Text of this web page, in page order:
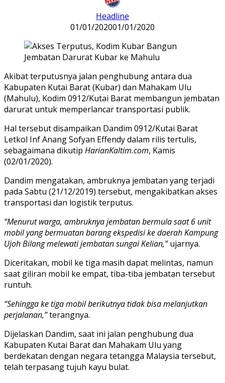
Headline
01/01/202001/01/2020
Akibat terputusnya jalan penghubung antara dua
Kabupaten Kutai Barat (Kubar) dan Mahakam Ulu
(Mahulu), Kodim 0912/Kutai Barat membangun jembatan
darurat untuk memperlancar transportasi publik.
Hal tersebut disampaikan Dandim 0912/Kutai Barat
Letkol Inf Anang Sofyan Effendy dalam rilis tertulis,
sebagaimana dikutip HarianKaltim.com, Kamis
(02/01/2020).
Dandim mengatakan, ambruknya jembatan yang terjadi
pada Sabtu (21/12/2019) tersebut, mengakibatkan akses
transportasi dan logistik terputus.
“Menurut warga, ambruknya jembatan bermula saat 6 unit
mobil yang bermuatan barang ekspedisi ke daerah Kampung
Ujoh Bilang melewati jembatan sungai Kelian,”ujarnya.
Diceritakan, mobil ke tiga masih dapat melintas, namun
saat giliran mobil ke empat, tiba-tiba jembatan tersebut
runtuh.
“Sehingga ke tiga mobil berikutnya tidak bisa melanjutkan
perjalanan,”terangnya.
Dijelaskan Dandim, saat ini jalan penghubung dua
Kabupaten Kutai Barat dan Mahakam Ulu yang
berdekatan dengan negara tetangga Malaysia tersebut,
telah terpasang tujuh kayu bulat.